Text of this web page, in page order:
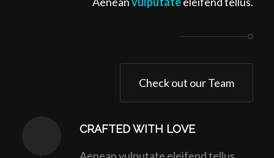
Check out our Team
CRAFTED WITH LOVE